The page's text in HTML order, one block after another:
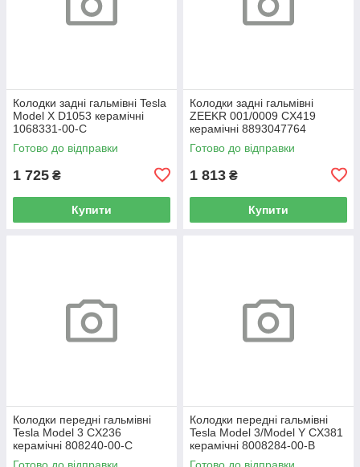
Колодки задні гальмівні Tesla
Model Х D1053 керамічні
1068331-00-C
Готово до відправки
1 725 ₴
Купити
Колодки задні гальмівні
ZEEKR 001/0009 CX419
керамічні 8893047764
Готово до відправки
1 813 ₴
Купити
Колодки передні гальмівні
Tesla Model 3 CX236
керамічні 808240-00-C
Колодки передні гальмівні
Tesla Model 3/Model Y CX381
керамічні 8008284-00-B